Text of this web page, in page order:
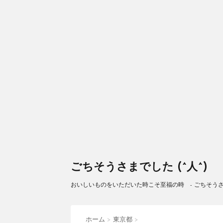
ごちそうさまでした (^人^)
おいしいものをいただいた時こそ至福の時 - ごちそう
ホーム > 東京都 >